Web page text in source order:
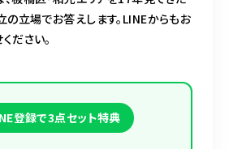
の立場でお答えします。LINEからもお
ださい。
登録で3点セット特典